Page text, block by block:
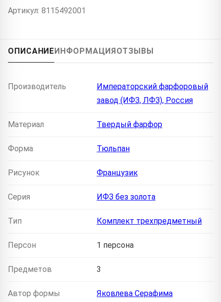
Артикул: 8115492001
ОПИСАНИЕИНФОРМАЦИЯОТЗЫВЫ
Производитель
Императорский фарфоровый
завод (ИФЗ, ЛФЗ), Россия
Материал Твердый фарфор
Форма Тюльпан
Рисунок Французик
Серия ИФЗ без золота
Тип Комплект трехпредметный
Персон 1 персона
Предметов 3
Автор формы
Яковлева Серафима